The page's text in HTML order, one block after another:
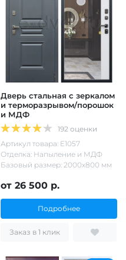
Дверь стальная с зеркалом
и терморазрывом/порошок
и МДФ
192 оценки
Артикул товара: Е1057
Отделка: Напыление и МДФ
Базовый размер: 2000х800 мм
от 26 500 р.
Подробнее
Заказ в 1 клик